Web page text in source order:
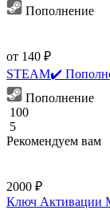
Пополнение
от 140 ₽
STEAM✔️
Пополнение
100
5
Рекомендуем вам
2000 ₽
Ключ Активации